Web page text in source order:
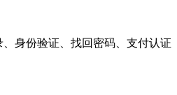
身份验证、找回密码、支付认证